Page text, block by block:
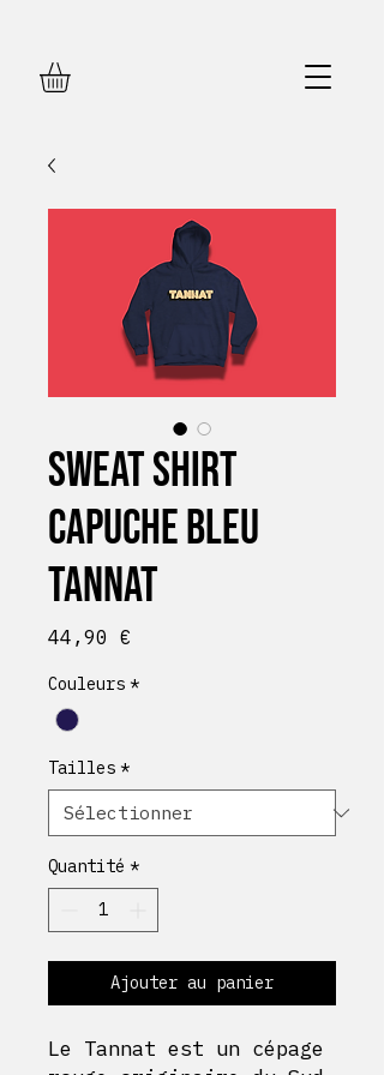
Sweat Shirt
Capuche Bleu
Tannat
44,90 €
Couleurs *
Tailles *
Quantité *
Ajouter au panier
Le Tannat est un cépage